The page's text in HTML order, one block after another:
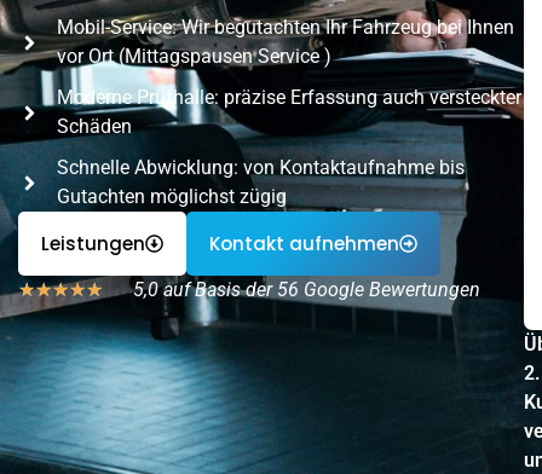
Mobil-Service: Wir begutachten Ihr Fahrzeug bei Ihnen
vor Ort (Mittagspausen Service )
Moderne Prüfhalle: präzise Erfassung auch versteckter
Schäden
Schnelle Abwicklung: von Kontaktaufnahme bis
Gutachten möglichst zügig
Leistungen Kontakt aufnehmen
★★★★★ 5,0 auf Basis der 56 Google Bewertungen